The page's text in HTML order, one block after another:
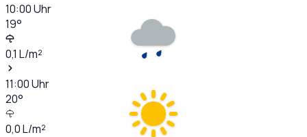
10:00Uhr
19°
0,1 L/m²
11:00Uhr
20°
0,0L/m²